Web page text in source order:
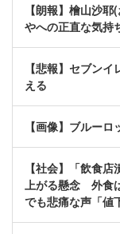
【朗報】檜山沙
やへの正直な気
【悲報】セブン
える
【画像】ブルー
【社会】「飲食
上がる懸念 外食
でも悲痛な声「値